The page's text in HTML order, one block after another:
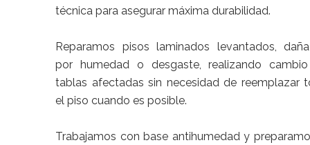
técnica para asegurar máxima durabilidad.
Reparamos pisos laminados levantados,
por humedad o desgaste, realizando
tablas afectadas sin necesidad de reemplazar
el piso cuando es posible.
Trabajamos con base antihumedad y